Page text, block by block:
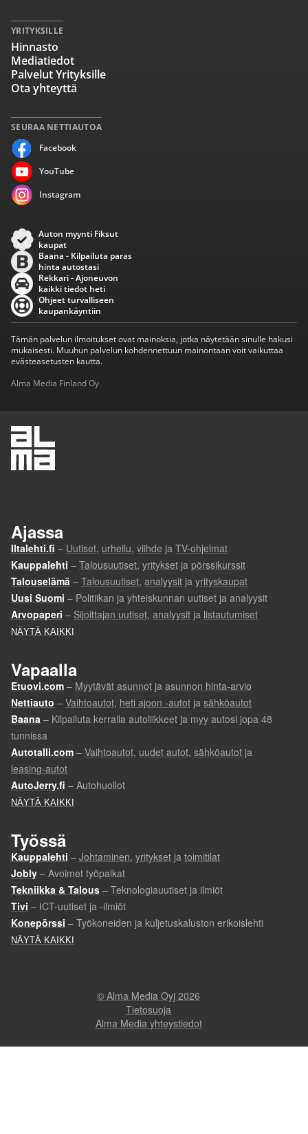
SEURAA NETTIAUTOA
Facebook
YouTube
Instagram
YRITYKSILLE
Hinnasto
Mediatiedot
Palvelut Yrityksille
Ota yhteyttä
Auton myynti Fiksut
kaupat
Baana - Kilpailuta paras
hinta autostasi
Rekkari - Ajoneuvon
kaikki tiedot heti
Ohjeet turvalliseen
kaupankäyntiin
Tämän palvelun ilmoitukset ovat mainoksia, jotka näytetään sinulle hakusi
mukaisesti. Muuhun palvelun kohdennettuun mainontaan voit vaikuttaa
evästeasetusten kautta.
Alma Media Finland Oy